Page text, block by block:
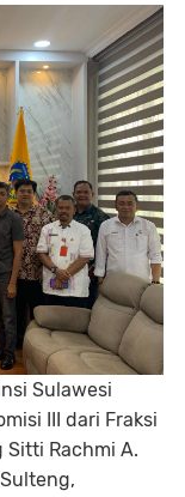
Sulawesi
III dari Fraksi
Sitti Rachmi A.